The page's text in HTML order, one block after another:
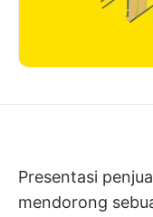
Presentasi
mendorong